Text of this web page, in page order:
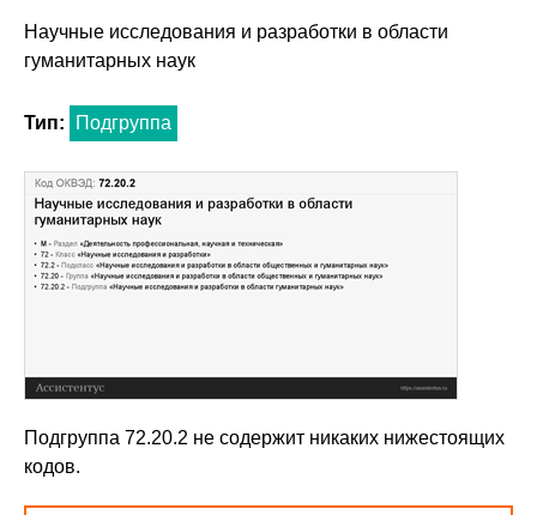
Научные исследования и разработки в области
гуманитарных наук
Тип: Подгруппа
Подгруппа 72.20.2 не содержит никаких нижестоящих
кодов.